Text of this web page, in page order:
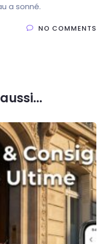
a sonné.
NO COMMENTS